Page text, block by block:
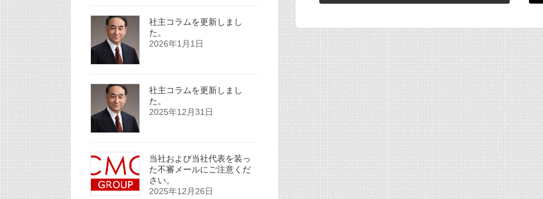
社主コラムを更新しまし
た。
2026年1月1日
社主コラムを更新しまし
た。
2025年12月31日
当社および当社代表を装っ
た不審メールにご注意くだ
さい。
2025年12月26日